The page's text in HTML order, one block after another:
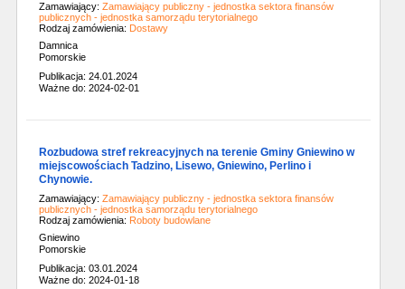
Zamawiający: Zamawiający publiczny - jednostka sektora finansów
publicznych - jednostka samorządu terytorialnego
Rodzaj zamówienia: Dostawy
Damnica
Pomorskie
Publikacja: 24.01.2024
Ważne do: 2024-02-01
Rozbudowa stref rekreacyjnych na terenie Gminy Gniewino w
miejscowościach Tadzino, Lisewo, Gniewino, Perlino i
Chynowie.
Zamawiający: Zamawiający publiczny - jednostka sektora finansów
publicznych - jednostka samorządu terytorialnego
Rodzaj zamówienia: Roboty budowlane
Gniewino
Pomorskie
Publikacja: 03.01.2024
Ważne do: 2024-01-18